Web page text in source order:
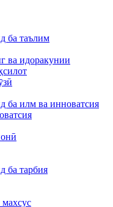
ба таълим
ва идоракунии
ба илм ва инноватсия
ба тарбия
махсус